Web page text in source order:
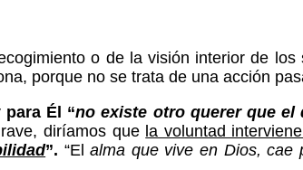
o de la visión interior de los
porque no se trata de una acción
para Él “no existe otro querer que el
diríamos que la voluntad
”. “Elalma que vive en Dios, cae